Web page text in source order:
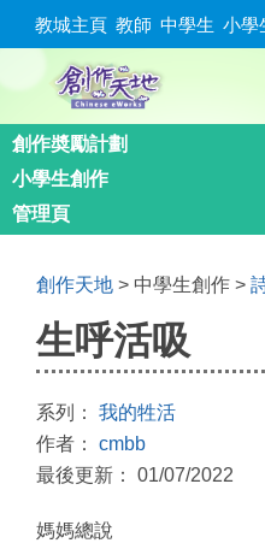
教城主頁 教師 中學生 小學
創作奬勵計劃
小學生創作
管理頁
創作天地 > 中學生創作 >
生呼活吸
系列： 我的牲活
作者： cmbb
最後更新： 01/07/2022
媽媽總說